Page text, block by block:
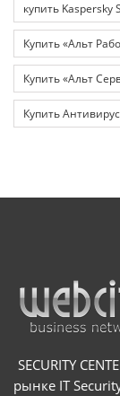
купить Kaspersky
Купить «Альт
Купить «Альт
Купить
SECURITY
рынке IT